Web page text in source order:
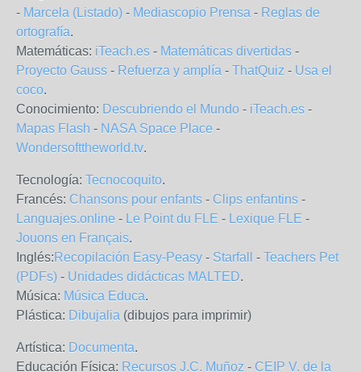
- Marcela (Listado) - Mediascopio Prensa - Reglas de
ortografía.
Matemáticas: iTeach.es - Matemáticas divertidas -
Proyecto Gauss - Refuerza y amplía - ThatQuiz - Usa el
coco.
Conocimiento: Descubriendo el Mundo - iTeach.es -
Mapas Flash - NASA Space Place -
Wondersofttheworld.tv.
Tecnología: Tecnocoquito.
Francés: Chansons pour enfants - Clips enfantins -
Languajes.online - Le Point du FLE - Lexique FLE -
Jouons en Français.
Inglés:Recopilación Easy-Peasy - Starfall - Teachers Pet
(PDFs) - Unidades didácticas MALTED.
Música: Música Educa.
Plástica: Dibujalia (dibujos para imprimir)
Artística: Documenta.
Educación Física: Recursos J.C. Muñoz - CEIP V. de la